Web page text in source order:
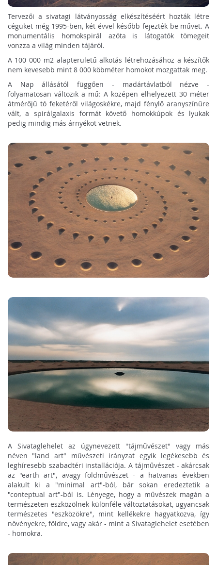
Tervezői a sivatagi látványosság elkészítéséért hozták létre
cégüket még 1995-ben, két évvel később fejezték be művet. A
monumentális homokspirál azóta is látogatók tömegeit
vonzza a világ minden tájáról.
A 100 000 m2 alapterületű alkotás létrehozásához a készítők
nem kevesebb mint 8 000 köbméter homokot mozgattak meg.
A Nap állásától függően - madártávlatból nézve -
folyamatosan változik a mű: A középen elhelyezett 30 méter
átmérőjű tó feketéről világoskékre, majd fénylő aranyszínűre
vált, a spirálgalaxis formát követő homokkúpok és lyukak
pedig mindig más árnyékot vetnek.
A Sivataglehelet az úgynevezett "tájművészet" vagy más
néven "land art" művészeti irányzat egyik legékesebb és
leghíresebb szabadtéri installációja. A tájművészet - akárcsak
az "earth art", avagy földművészet - a hatvanas években
alakult ki a "minimal art"-ból, bár sokan eredeztetik a
"conteptual art"-ból is. Lényege, hogy a művészek magán a
természeten eszközölnek különféle változtatásokat, ugyancsak
természetes "eszközökre", mint kellékekre hagyatkozva, így
növényekre, földre, vagy akár - mint a Sivataglehelet esetében
- homokra.